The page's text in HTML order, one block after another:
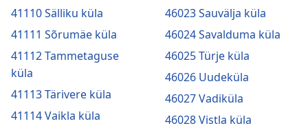
41110 Sälliku küla
41111 Sõrumäe küla
41112 Tammetaguse
küla
41113 Tärivere küla
41114 Vaikla küla
46023 Sauvälja küla
46024 Savalduma küla
46025 Türje küla
46026 Uudeküla
46027 Vadiküla
46028 Vistla küla